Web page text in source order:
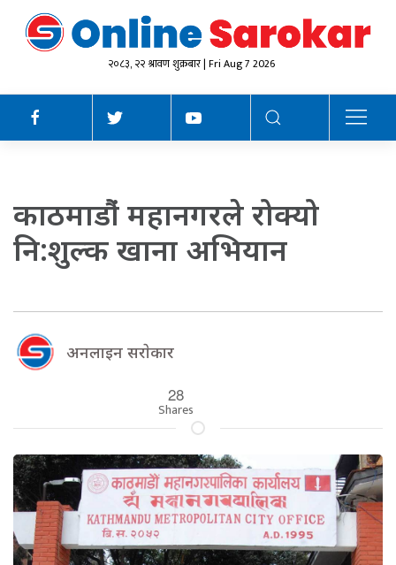
२०८३, २२ श्रावण शुक्रबार | Fri Aug 7 2026
काठमाडौ‌ं महानगरले रोक्यो
नि:शुल्क खाना अभियान
अनलाइन सराेकार
28
Shares